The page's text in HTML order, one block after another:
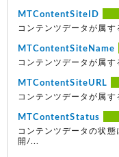
MTContentSiteID
コンテンツデータが属
MTContentSiteName
コンテンツデータが属
MTContentSiteURL
コンテンツデータが属
MTContentStatus
コンテンツデータの状
開/...